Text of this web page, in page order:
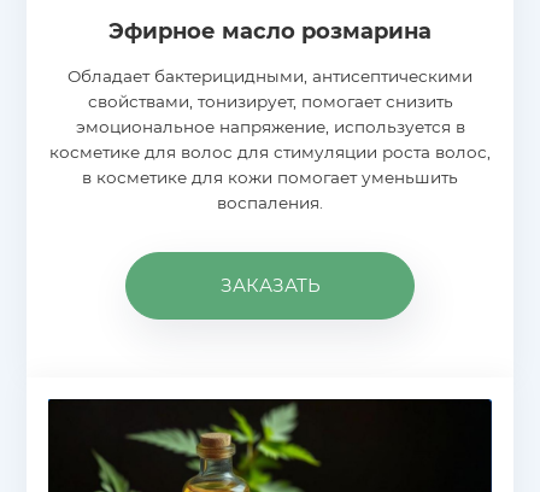
Эфирное масло розмарина
Обладает бактерицидными, антисептическими
свойствами, тонизирует, помогает снизить
эмоциональное напряжение, используется в
косметике для волос для стимуляции роста волос,
в косметике для кожи помогает уменьшить
воспаления.
ЗАКАЗАТЬ